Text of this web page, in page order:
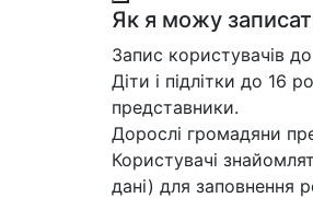
Як я можу
Запис користувачів
Діти і підлітки до 16
представники.
Дорослі громадяни
Користувачі
дані) для заповнення